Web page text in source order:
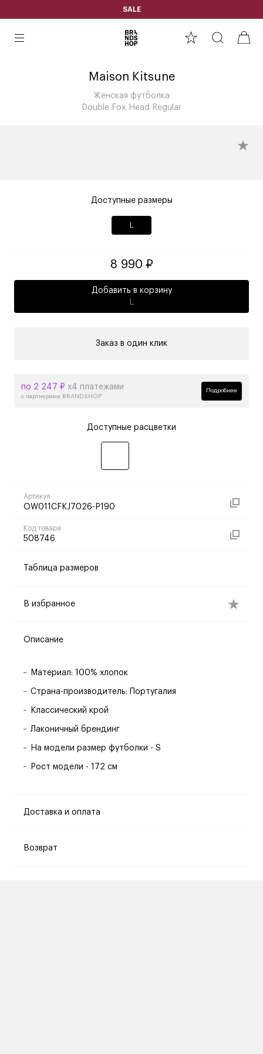
SALE
Maison Kitsune
Женская футболка
Double Fox Head Regular
Доступные размеры
8 990 ₽
Добавить в корзину
L
Заказ в один клик
по 2 247 ₽ х4 платежами
с партнерами BRANDSHOP
Подробнее
Доступные расцветки
Артикул
OW011CFKJ7026-P190
Код товара
508746
Таблица размеров
В избранное
Описание
Материал: 100% хлопок
Страна-производитель: Португалия
Классический крой
Лаконичный брендинг
На модели размер футболки - S
Рост модели - 172 см
Доставка и оплата
Возврат